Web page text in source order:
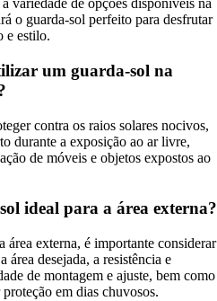
variedade de opções disponíveis na
o guarda-sol perfeito para desfrutar
e estilo.
um guarda-sol na
contra os raios solares nocivos,
durante a exposição ao ar livre,
de móveis e objetos expostos ao
ideal para a área externa?
área externa, é importante considerar
área desejada, a resistência e
de montagem e ajuste, bem como
em dias chuvosos.